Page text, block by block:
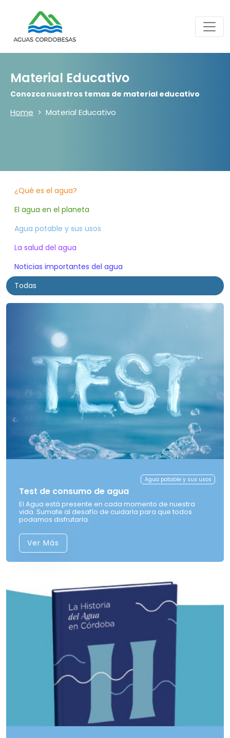
Material Educativo
Conozca nuestros temas de material educativo
Home Material Educativo
¿Qué es el agua?
El agua en el planeta
Agua potable y sus usos
La salud del agua
Noticias importantes del agua
Todas
Agua potable y sus usos
Test de consumo de agua
El Agua está presente en cada momento de nuestra
vida. Sumate al desafío de cuidarla para que todos
podamos disfrutarla.
Ver Más